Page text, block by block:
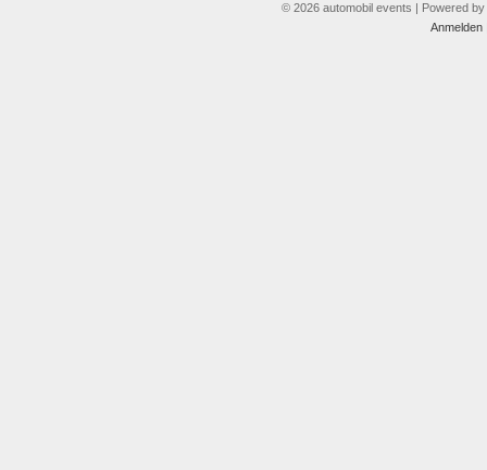
© 2026 automobil events | Powered by
Anmelden|